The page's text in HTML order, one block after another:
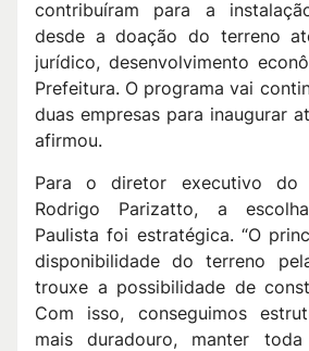
contribuíram para a
desde a doação do terreno
jurídico, desenvolvimento
Prefeitura. O programa vai
duas empresas para inaugurar
afirmou.
Para o diretor executivo do
Rodrigo Parizatto, a
Paulista foi estratégica. “O
disponibilidade do terreno
trouxe a possibilidade de
Com isso, conseguimos
mais duradouro, manter